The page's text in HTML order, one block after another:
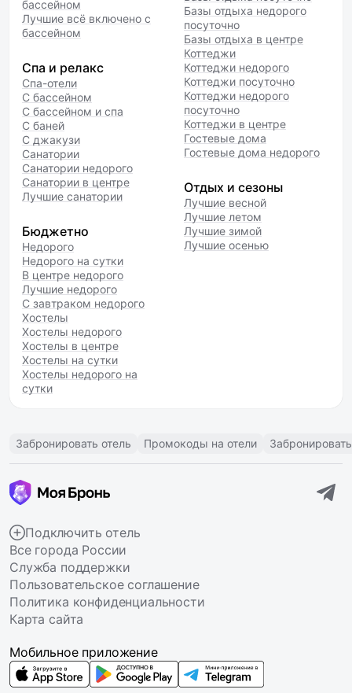
бассейном
Лучшие всё включено с
бассейном
Спа и релакс
Спа-отели
С бассейном
С бассейном и спа
С баней
С джакузи
Санатории
Санатории недорого
Санатории в центре
Лучшие санатории
Бюджетно
Недорого
Недорого на сутки
В центре недорого
Лучшие недорого
С завтраком недорого
Хостелы
Хостелы недорого
Хостелы в центре
Хостелы на сутки
Хостелы недорого на
сутки
Базы отдыха недорого
посуточно
Базы отдыха в центре
Коттеджи
Коттеджи недорого
Коттеджи посуточно
Коттеджи недорого
посуточно
Коттеджи в центре
Гостевые дома
Гостевые дома недорого
Отдых и сезоны
Лучшие весной
Лучшие летом
Лучшие зимой
Лучшие осенью
Забронировать отель Промокоды на отели
Подключить отель
Все города России
Служба поддержки
Пользовательское соглашение
Политика конфиденциальности
Карта сайта
Мобильное приложение